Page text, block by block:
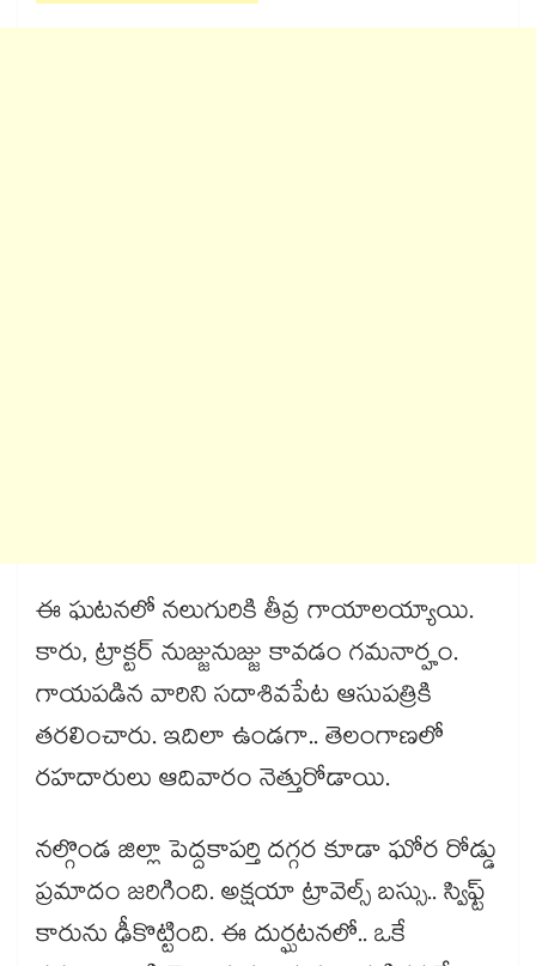
ఈ ఘటనలో నలుగురికి తీవ్ర గాయాలయ్యాయి.
కారు, ట్రాక్టర్ నుజ్జునుజ్జు కావడం గమనార్హం.
గాయపడిన వారిని సదాశివపేట ఆసుపత్రికి
తరలించారు. ఇదిలా ఉండగా.. తెలంగాణలో
రహదారులు ఆదివారం నెత్తురోడాయి.
నల్గొండ జిల్లా పెద్దకాపర్తి దగ్గర కూడా ఘోర రోడ్డు
ప్రమాదం జరిగింది. అక్షయా ట్రావెల్స్ బస్సు.. స్విఫ్ట్
కారును ఢీకొట్టింది. ఈ దుర్ఘటనలో.. ఒకే